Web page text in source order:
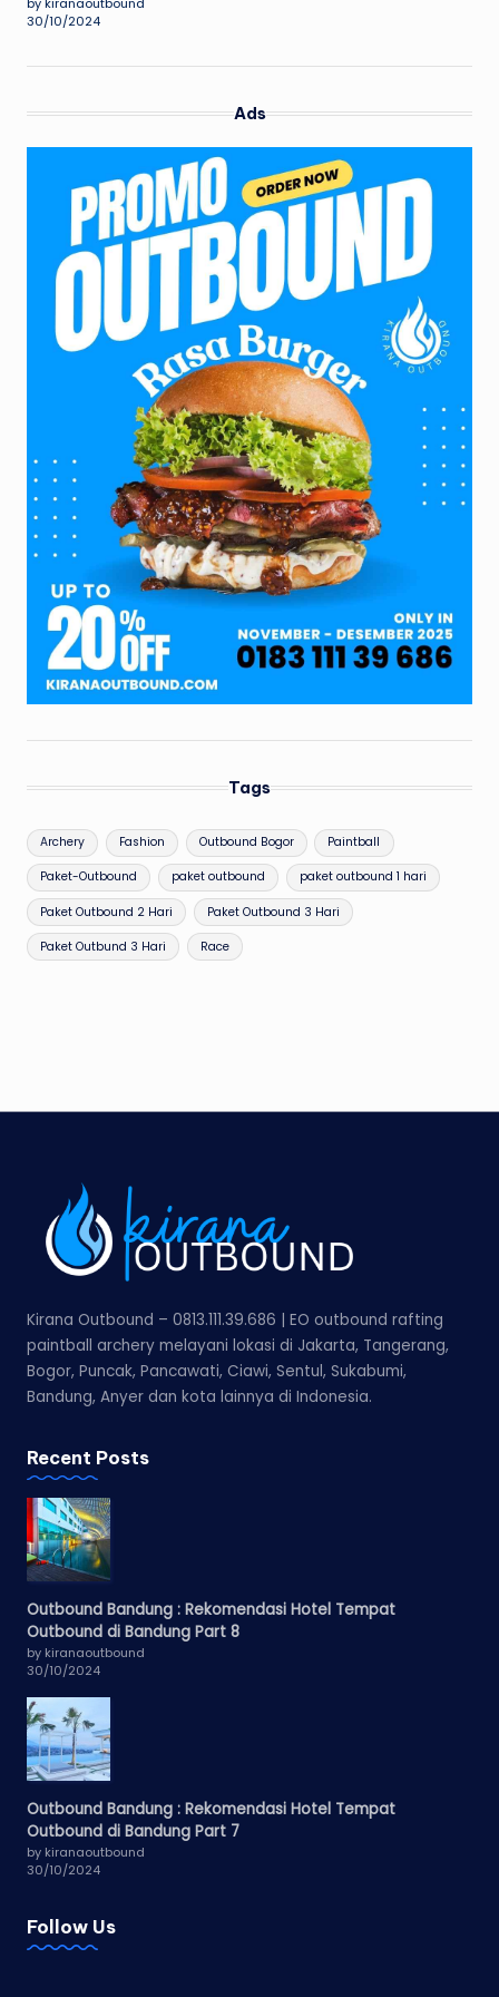
by kiranaoutbound
30/10/2024
Ads
Tags
Archery Fashion Outbound Bogor Paintball
Paket-Outbound paket outbound paket outbound 1 hari
Paket Outbound 2 Hari Paket Outbound 3 Hari
Paket Outbund 3 Hari Race
Kirana Outbound – 0813.111.39.686 | EO outbound rafting
paintball archery melayani lokasi di Jakarta, Tangerang,
Bogor, Puncak, Pancawati, Ciawi, Sentul, Sukabumi,
Bandung, Anyer dan kota lainnya di Indonesia.
Recent Posts
Outbound Bandung : Rekomendasi Hotel Tempat
Outbound di Bandung Part 8
by kiranaoutbound
30/10/2024
Outbound Bandung : Rekomendasi Hotel Tempat
Outbound di Bandung Part 7
by kiranaoutbound
30/10/2024
Follow Us